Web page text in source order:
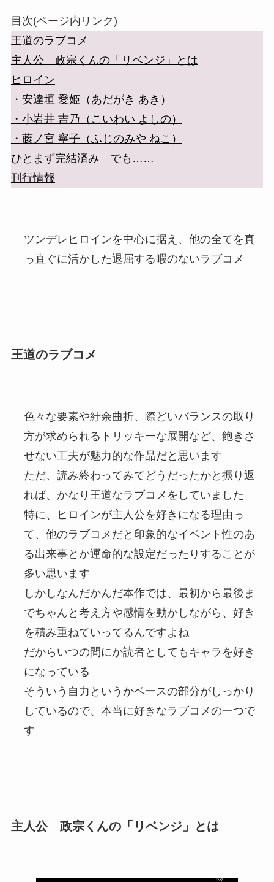
目次(ページ内リンク)
王道のラブコメ
主人公 政宗くんの「リベンジ」とは
ヒロイン
・安達垣 愛姫（あだがき あき）
・小岩井 吉乃（こいわい よしの）
・藤ノ宮 寧子（ふじのみや ねこ）
ひとまず完結済み でも……
刊行情報
ツンデレヒロインを中心に据え、他の全てを真
っ直ぐに活かした退屈する暇のないラブコメ
王道のラブコメ
色々な要素や紆余曲折、際どいバランスの取り
方が求められるトリッキーな展開など、飽きさ
せない工夫が魅力的な作品だと思います
ただ、読み終わってみてどうだったかと振り返
れば、かなり王道なラブコメをしていました
特に、ヒロインが主人公を好きになる理由っ
て、他のラブコメだと印象的なイベント性のあ
る出来事とか運命的な設定だったりすることが
多い思います
しかしなんだかんだ本作では、最初から最後ま
でちゃんと考え方や感情を動かしながら、好き
を積み重ねていってるんですよね
だからいつの間にか読者としてもキャラを好き
になっている
そういう自力というかベースの部分がしっかり
しているので、本当に好きなラブコメの一つで
す
主人公 政宗くんの「リベンジ」とは